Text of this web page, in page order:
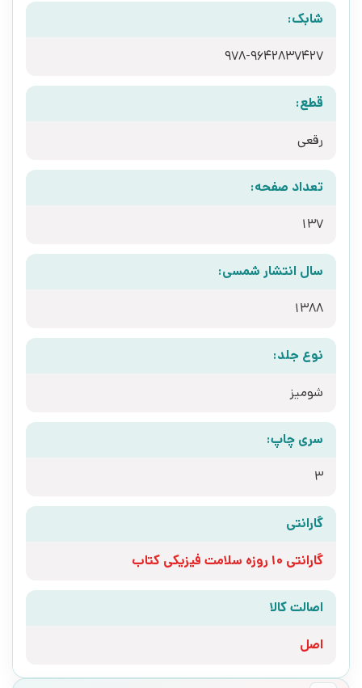
شابک:
978-9642837427
قطع:
رقعی
تعداد صفحه:
137
سال انتشار شمسی:
1388
نوع جلد:
شومیز
سری چاپ:
3
گارانتی
گارانتی 10 روزه سلامت فیزیکی کتاب
اصالت کالا
اصل